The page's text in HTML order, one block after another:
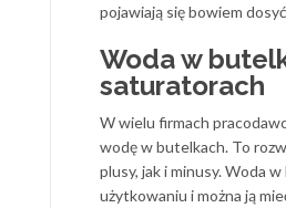
pojawiają się bowiem
Woda w
saturatorach
W wielu firmach
wodę w butelkach. To
plusy, jak i minusy. Woda
użytkowaniu i można ją